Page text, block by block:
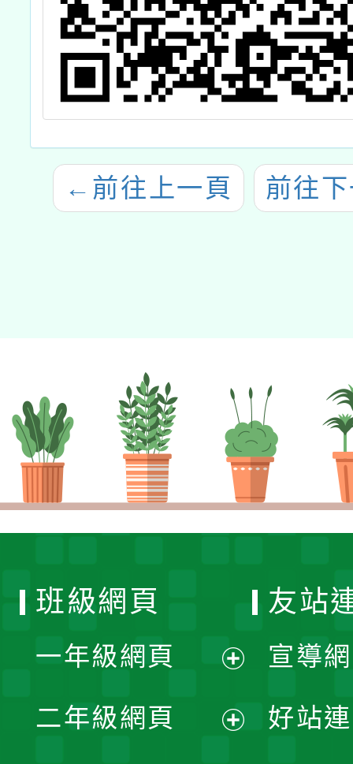
← 前往上一頁 前往
班級網頁
一年級網頁
開
二年級網頁
友站
宣導
好站